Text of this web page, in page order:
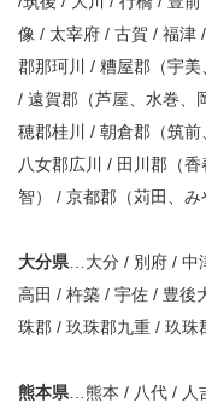
像 / 太宰府 / 古賀 / 福津
郡那珂川 / 糟屋郡（宇美
/ 遠賀郡（芦屋、水巻、
穂郡桂川 / 朝倉郡（筑
八女郡広川 / 田川郡（
智） / 京都郡（苅田、み
大分県 …大分 / 別府 / 中
高田 / 杵築 / 宇佐 / 豊後
珠郡 / 玖珠郡九重 / 玖珠
熊本県 …熊本 / 八代 /